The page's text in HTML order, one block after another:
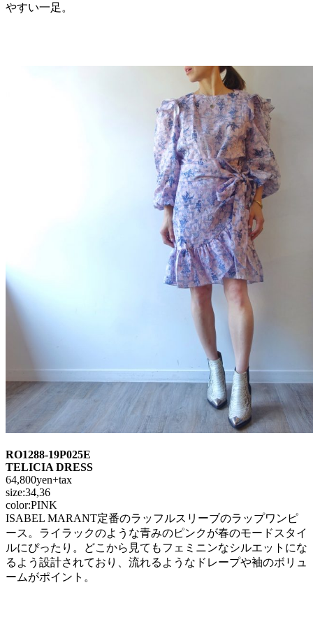
やすい一足。
RO1288-19P025E
TELICIA DRESS
64,800yen+tax
size:34,36
color:PINK
ISABEL MARANT定番のラッフルスリーブのラップワンピ
ース。ライラックのような青みのピンクが春のモードスタイ
ルにぴったり。どこから見てもフェミニンなシルエットにな
るよう設計されており、流れるようなドレープや袖のボリュ
ームがポイント。